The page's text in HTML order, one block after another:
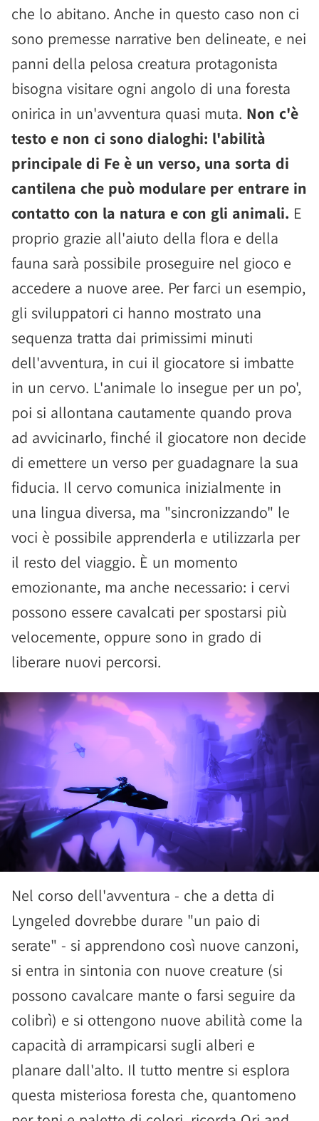
che lo abitano. Anche in questo caso non ci
sono premesse narrative ben delineate, e nei
panni della pelosa creatura protagonista
bisogna visitare ogni angolo di una foresta
onirica in un'avventura quasi muta. Non c'è
testo e non ci sono dialoghi: l'abilità
principale di Fe è un verso, una sorta di
cantilena che può modulare per entrare in
contatto con la natura e con gli animali. E
proprio grazie all'aiuto della flora e della
fauna sarà possibile proseguire nel gioco e
accedere a nuove aree. Per farci un esempio,
gli sviluppatori ci hanno mostrato una
sequenza tratta dai primissimi minuti
dell'avventura, in cui il giocatore si imbatte
in un cervo. L'animale lo insegue per un po',
poi si allontana cautamente quando prova
ad avvicinarlo, finché il giocatore non decide
di emettere un verso per guadagnare la sua
fiducia. Il cervo comunica inizialmente in
una lingua diversa, ma "sincronizzando" le
voci è possibile apprenderla e utilizzarla per
il resto del viaggio. È un momento
emozionante, ma anche necessario: i cervi
possono essere cavalcati per spostarsi più
velocemente, oppure sono in grado di
liberare nuovi percorsi.
Nel corso dell'avventura - che a detta di
Lyngeled dovrebbe durare "un paio di
serate" - si apprendono così nuove canzoni,
si entra in sintonia con nuove creature (si
possono cavalcare mante o farsi seguire da
colibrì) e si ottengono nuove abilità come la
capacità di arrampicarsi sugli alberi e
planare dall'alto. Il tutto mentre si esplora
questa misteriosa foresta che, quantomeno